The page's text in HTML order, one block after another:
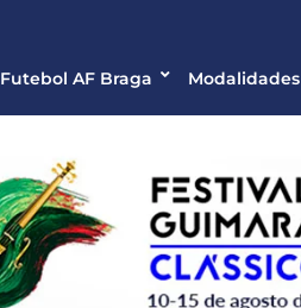
Futebol AF Braga Modalidades